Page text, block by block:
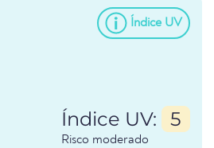
Índice UV
Índice UV: 5
Risco moderado